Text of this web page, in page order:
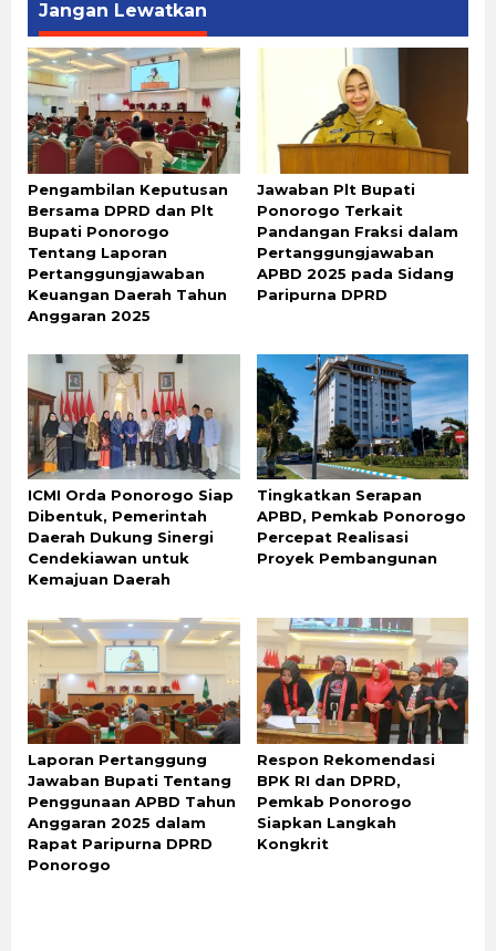
Jangan Lewatkan
Pengambilan Keputusan
Bersama DPRD dan Plt
Bupati Ponorogo
Tentang Laporan
Pertanggungjawaban
Keuangan Daerah Tahun
Anggaran 2025
Jawaban Plt Bupati
Ponorogo Terkait
Pandangan Fraksi dalam
Pertanggungjawaban
APBD 2025 pada Sidang
Paripurna DPRD
ICMI Orda Ponorogo Siap
Dibentuk, Pemerintah
Daerah Dukung Sinergi
Cendekiawan untuk
Kemajuan Daerah
Tingkatkan Serapan
APBD, Pemkab Ponorogo
Percepat Realisasi
Proyek Pembangunan
Laporan Pertanggung
Jawaban Bupati Tentang
Penggunaan APBD Tahun
Anggaran 2025 dalam
Rapat Paripurna DPRD
Ponorogo
Respon Rekomendasi
BPK RI dan DPRD,
Pemkab Ponorogo
Siapkan Langkah
Kongkrit